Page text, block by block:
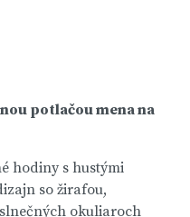
potlačou mena na
hodiny s hustými
so žirafou,
okuliaroch